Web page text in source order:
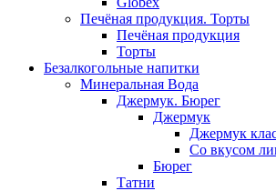
Печёная продукция. Торты
Печёная продукция
Торты
Безалкогольные напитки
Минеральная Вода
Джермук. Бюрег
Джермук
Джермук
Со вкусом
Бюрег
Татни